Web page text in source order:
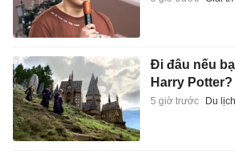
Đi đâu nếu
Harry Potter?
5 giờ trước Du lịch